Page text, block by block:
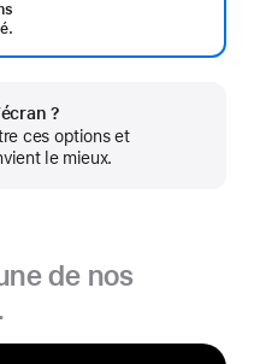
?
ces options et
le mieux.
de nos